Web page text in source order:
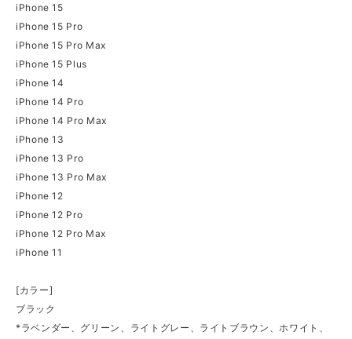
iPhone 15
iPhone 15 Pro
iPhone 15 Pro Max
iPhone 15 Plus
iPhone 14
iPhone 14 Pro
iPhone 14 Pro Max
iPhone 13
iPhone 13 Pro
iPhone 13 Pro Max
iPhone 12
iPhone 12 Pro
iPhone 12 Pro Max
iPhone 11
[カラー]
ブラック
*ラベンダー、グリーン、ライトグレー、ライトブラウン、ホワイト、